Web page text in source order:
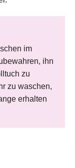
im
ihn
zu
zu waschen,
erhalten